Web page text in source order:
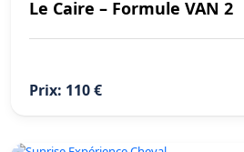
Le Caire – Formule VAN 2
Prix: 110 €